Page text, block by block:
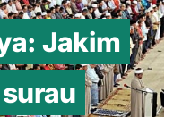
Jakim